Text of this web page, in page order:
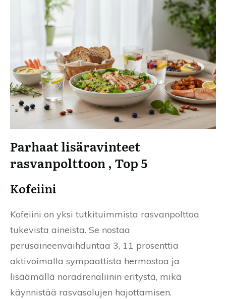
Parhaat lisäravinteet
rasvanpolttoon , Top 5
Kofeiini
Kofeiini on yksi tutkituimmista rasvanpolttoa
tukevista aineista. Se nostaa
perusaineenvaihduntaa 3, 11 prosenttia
aktivoimalla sympaattista hermostoa ja
lisäämällä noradrenaliinin eritystä, mikä
käynnistää rasvasolujen hajottamisen.